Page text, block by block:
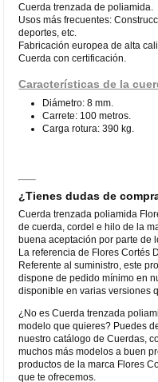
Cuerda trenzada de poliamida.
Usos más frecuentes:
deportes, etc.
Fabricación europea de alta
Cuerda con certificación.
Características de la
Diámetro: 8 mm.
Carrete: 100 metros.
Carga rotura: 390 kg.
¿Tienes dudas de
Cuerda trenzada poliamida
de cuerda, cordel e hilo de la
buena aceptación por parte de
La referencia de Flores Cortés
Referente al suministro, este
dispone de pedido mínimo en
disponible en varias versiones
¿No es Cuerda trenzada
modelo que quieres? Puedes
nuestro catálogo de Cuerdas,
muchos más modelos a buen
productos de la marca Flores
que te ofrecemos.